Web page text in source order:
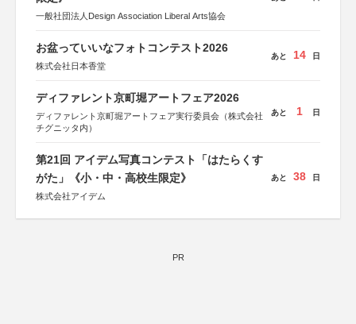
一般社団法人Design Association Liberal Arts協会
お盆っていいなフォトコンテスト2026
株式会社日本香堂
あと 14 日
ディファレント京町堀アートフェア2026
ディファレント京町堀アートフェア実行委員会（株式会社
チグニッタ内）
あと 1 日
第21回 アイデム写真コンテスト「はたらくす
がた」《小・中・高校生限定》
株式会社アイデム
あと 38 日
PR